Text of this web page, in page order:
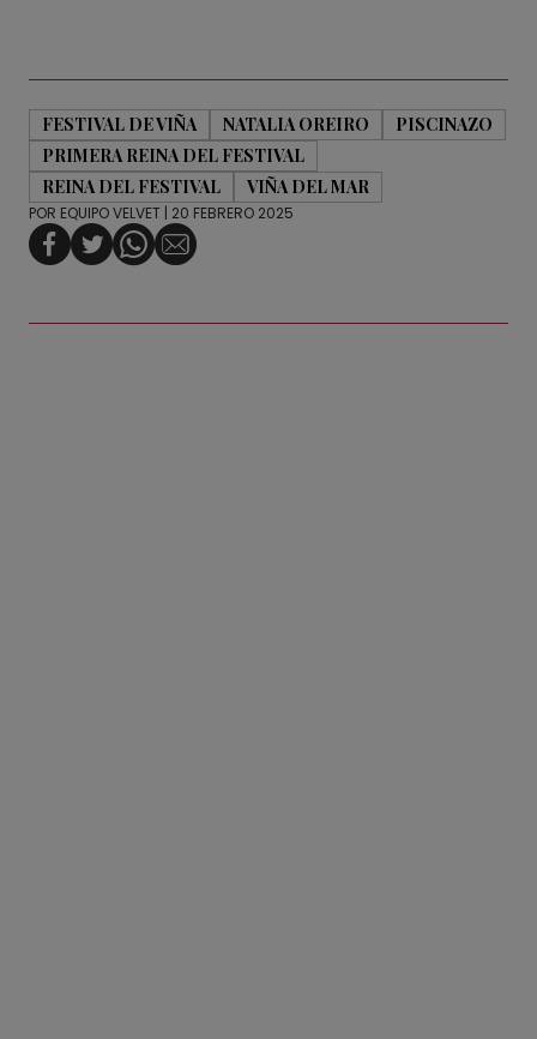
FESTIVAL DE VIÑA NATALIA OREIRO
PISCINAZO
PRIMERA REINA DEL FESTIVAL
REINA DEL FESTIVAL
VIÑA DEL MAR
POR EQUIPO VELVET | 20 FEBRERO 2025